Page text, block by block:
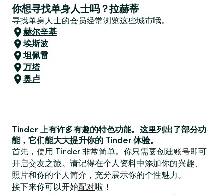
你想寻找单身人士吗？拉赫蒂
寻找单身人士的会员经常浏览这些城市哦。
赫尔辛基
埃斯波
坦佩雷
万塔
奥卢
Tinder 上有许多有趣的特色功能。这里列出了部分功
能，它们能大大提升你的 Tinder 体验。
首先，使用 Tinder 非常简单。你只需要创建账号即可
开启交友之旅。请记得在个人资料中添加你的兴趣、
照片和你的个人简介，充分展示你的个性魅力。
接下来你可以开始配对啦！